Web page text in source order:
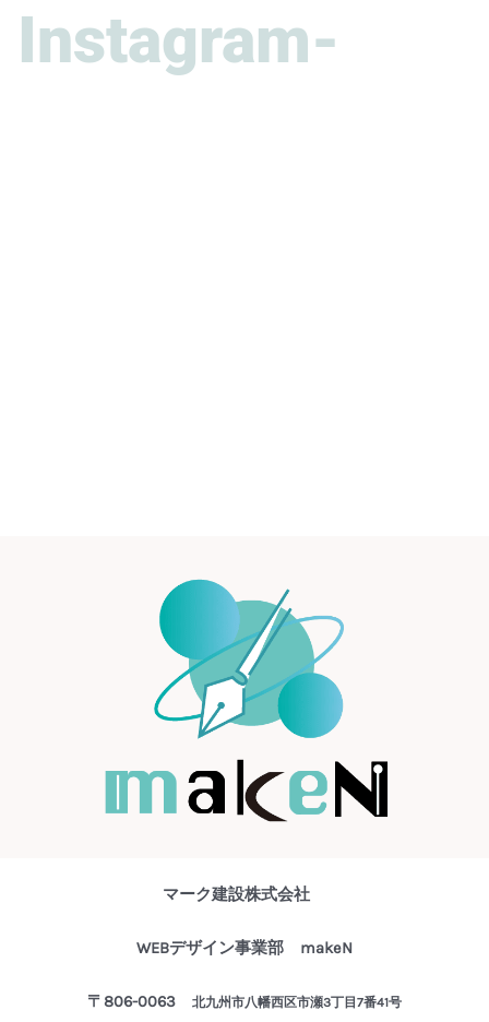
Instagram-
マーク建設株式会社
WEBデザイン事業部 makeN
〒806-0063 北九州市八幡西区市瀬3丁目7番41号